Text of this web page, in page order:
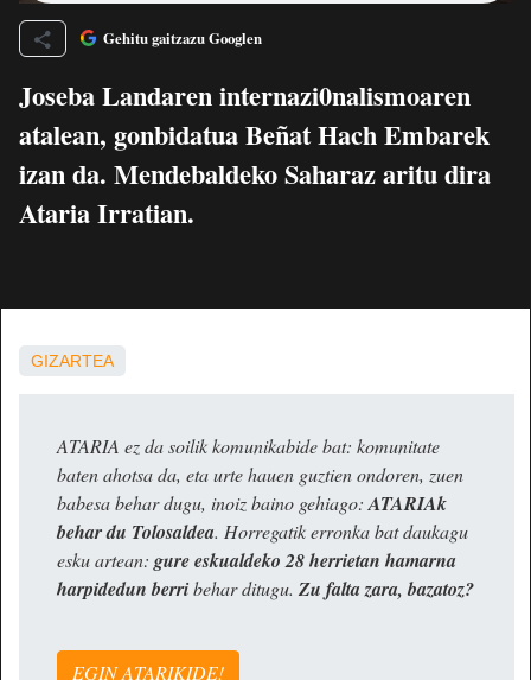
Gehitu gaitzazu Googlen
Joseba Landaren internazi0nalismoaren
atalean, gonbidatua Beñat Hach Embarek
izan da. Mendebaldeko Saharaz aritu dira
Ataria Irratian.
GIZARTEA
ATARIA ez da soilik komunikabide bat: komunitate
baten ahotsa da, eta urte hauen guztien ondoren, zuen
babesa behar dugu, inoiz baino gehiago: ATARIAk
behar du Tolosaldea. Horregatik erronka bat daukagu
esku artean: gure eskualdeko 28 herrietan hamarna
harpidedun berribehar ditugu. Zu falta zara, bazatoz?
EGIN ATARIKIDE!